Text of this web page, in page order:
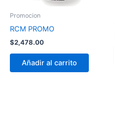
Promocion
RCM PROMO
$2,478.00
Añadir al carrito